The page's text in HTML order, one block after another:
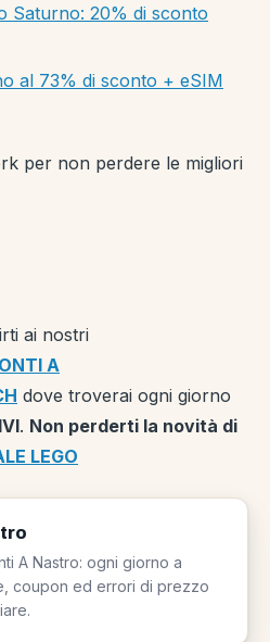
Saturno: 20% di sconto
al 73% di sconto + eSIM
per non perdere le migliori
ai nostri
A
dove troverai ogni giorno
. Non perderti la novità di
LEGO
A Nastro: ogni giorno a
coupon ed errori di prezzo